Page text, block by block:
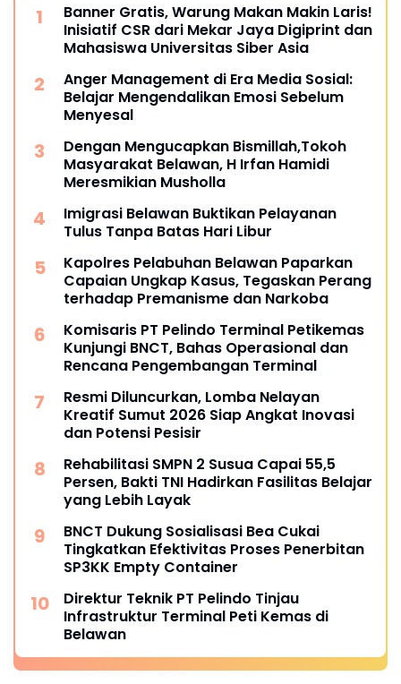
Banner Gratis, Warung Makan Makin Laris!
Inisiatif CSR dari Mekar Jaya Digiprint dan
Mahasiswa Universitas Siber Asia
Anger Management di Era Media Sosial:
Belajar Mengendalikan Emosi Sebelum
Menyesal
Dengan Mengucapkan Bismillah,Tokoh
Masyarakat Belawan, H Irfan Hamidi
Meresmikian Musholla
Imigrasi Belawan Buktikan Pelayanan
Tulus Tanpa Batas Hari Libur
Kapolres Pelabuhan Belawan Paparkan
Capaian Ungkap Kasus, Tegaskan Perang
terhadap Premanisme dan Narkoba
Komisaris PT Pelindo Terminal Petikemas
Kunjungi BNCT, Bahas Operasional dan
Rencana Pengembangan Terminal
Resmi Diluncurkan, Lomba Nelayan
Kreatif Sumut 2026 Siap Angkat Inovasi
dan Potensi Pesisir
Rehabilitasi SMPN 2 Susua Capai 55,5
Persen, Bakti TNI Hadirkan Fasilitas Belajar
yang Lebih Layak
BNCT Dukung Sosialisasi Bea Cukai
Tingkatkan Efektivitas Proses Penerbitan
SP3KK Empty Container
Direktur Teknik PT Pelindo Tinjau
Infrastruktur Terminal Peti Kemas di
Belawan